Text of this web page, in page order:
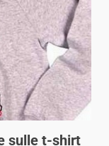
sulle t-shirt